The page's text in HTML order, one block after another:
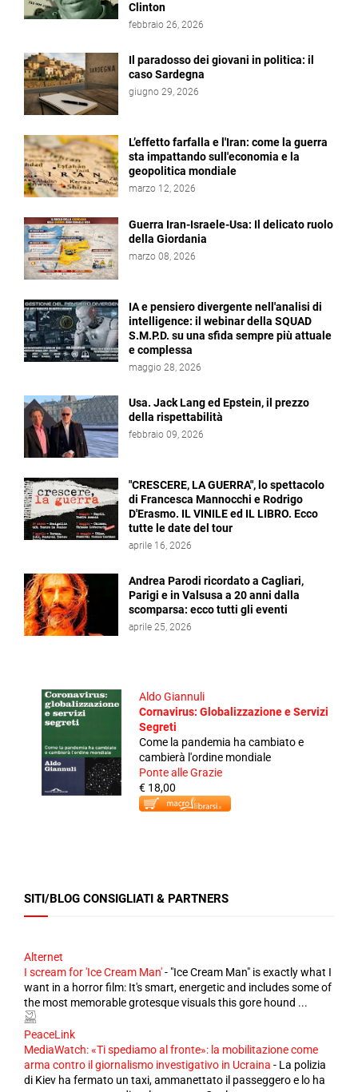
Clinton
febbraio 26, 2026
Il paradosso dei giovani in politica: il
caso Sardegna
giugno 29, 2026
L’effetto farfalla e l'Iran: come la guerra
sta impattando sull'economia e la
geopolitica mondiale
marzo 12, 2026
Guerra Iran-Israele-Usa: Il delicato ruolo
della Giordania
marzo 08, 2026
IA e pensiero divergente nell'analisi di
intelligence: il webinar della SQUAD
S.M.P.D. su una sfida sempre più attuale
e complessa
maggio 28, 2026
Usa. Jack Lang ed Epstein, il prezzo
della rispettabilità
febbraio 09, 2026
"CRESCERE, LA GUERRA", lo spettacolo
di Francesca Mannocchi e Rodrigo
D'Erasmo. IL VINILE ed IL LIBRO. Ecco
tutte le date del tour
aprile 16, 2026
Andrea Parodi ricordato a Cagliari,
Parigi e in Valsusa a 20 anni dalla
scomparsa: ecco tutti gli eventi
aprile 25, 2026
Aldo Giannuli
Cornavirus: Globalizzazione e Servizi
Segreti
Come la pandemia ha cambiato e
cambierà l'ordine mondiale
Ponte alle Grazie
€ 18,00
SITI/BLOG CONSIGLIATI & PARTNERS
Alternet
I scream for 'Ice Cream Man'- "Ice Cream Man" is exactly what I
want in a horror film: It's smart, energetic and includes some of
the most memorable grotesque visuals this gore hound ...
PeaceLink
MediaWatch: «Ti spediamo al fronte»: la mobilitazione come
arma contro il giornalismo investigativo in Ucraina - La polizia
di Kiev ha fermato un taxi, ammanettato il passeggero e lo ha